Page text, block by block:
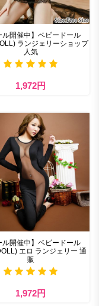
ル開催中】ベビードール
ランジェリーショップ
人気
1,972円
ル開催中】ベビードール
エロ ランジェリー 通
販
1,972円